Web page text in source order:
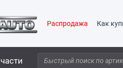
Распродажа Как